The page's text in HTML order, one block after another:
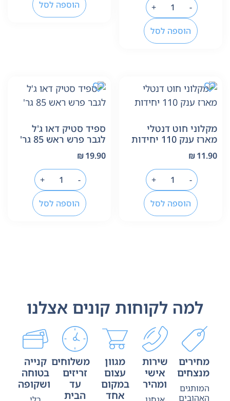
-
+
הוספה לסל
הוספה לסל
מקלוני חוט דנטלי
מארז ענק 110 יחידות
₪11.90
-
+
הוספה לסל
ספיד סטיק דאו ג'ל
לגבר פרש ראש 85 גר'
₪19.90
-
+
הוספה לסל
למה לקוחות קונים אצלנו
מחירים
מנצחים
המותגים
האהובים
שירות
אישי
ומהיר
מגוון
עצום
במקום
אחד
משלוחים
זריזים
עד
הבית
קנייה
בטוחה
ושקופה